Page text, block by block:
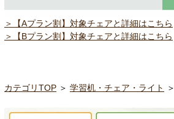
＞【Aプラン割】対象チェアと詳細はこちら
＞【Bプラン割】対象チェアと詳細はこちら
カテゴリTOP ＞ 学習机・チェア・ライト ＞